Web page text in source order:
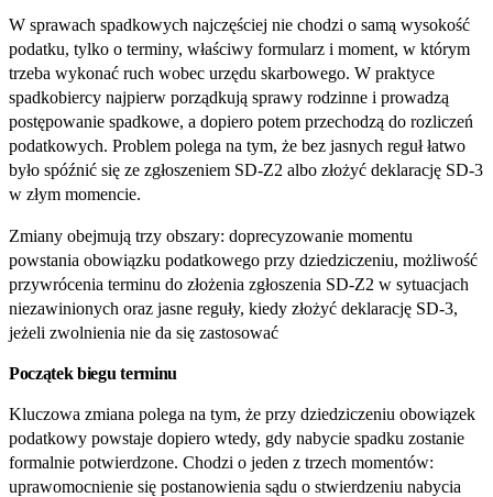
W sprawach spadkowych najczęściej nie chodzi o samą wysokość
podatku, tylko o terminy, właściwy formularz i moment, w którym
trzeba wykonać ruch wobec urzędu skarbowego. W praktyce
spadkobiercy najpierw porządkują sprawy rodzinne i prowadzą
postępowanie spadkowe, a dopiero potem przechodzą do rozliczeń
podatkowych. Problem polega na tym, że bez jasnych reguł łatwo
było spóźnić się ze zgłoszeniem SD‑Z2 albo złożyć deklarację SD‑3
w złym momencie.
Zmiany obejmują trzy obszary: doprecyzowanie momentu
powstania obowiązku podatkowego przy dziedziczeniu, możliwość
przywrócenia terminu do złożenia zgłoszenia SD‑Z2 w sytuacjach
niezawinionych oraz jasne reguły, kiedy złożyć deklarację SD‑3,
jeżeli zwolnienia nie da się zastosować
Początek biegu terminu
Kluczowa zmiana polega na tym, że przy dziedziczeniu obowiązek
podatkowy powstaje dopiero wtedy, gdy nabycie spadku zostanie
formalnie potwierdzone. Chodzi o jeden z trzech momentów:
uprawomocnienie się postanowienia sądu o stwierdzeniu nabycia